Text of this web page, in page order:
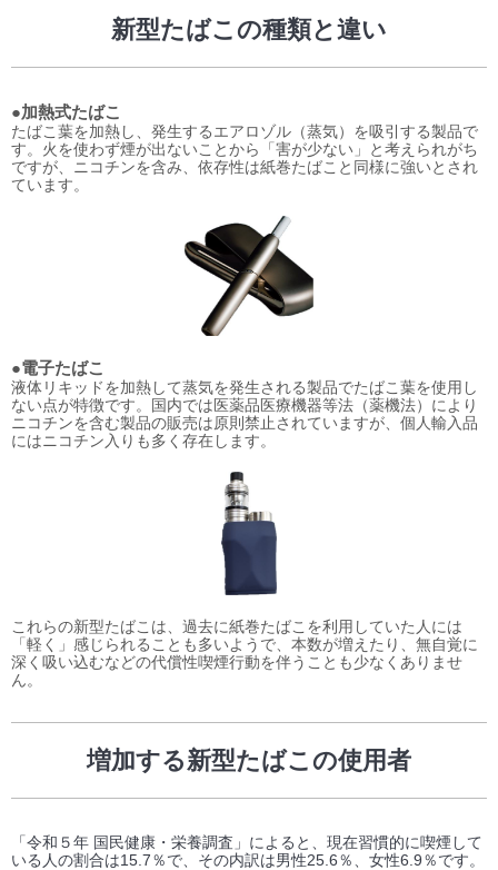
新型たばこの種類と違い
●加熱式たばこ
たばこ葉を加熱し、発生するエアロゾル（蒸気）を吸引する製品で
す。火を使わず煙が出ないことから「害が少ない」と考えられがち
ですが、ニコチンを含み、依存性は紙巻たばこと同様に強いとされ
ています。
●電子たばこ
液体リキッドを加熱して蒸気を発生される製品でたばこ葉を使用し
ない点が特徴です。国内では医薬品医療機器等法（薬機法）により
ニコチンを含む製品の販売は原則禁止されていますが、個人輸入品
にはニコチン入りも多く存在します。
これらの新型たばこは、過去に紙巻たばこを利用していた人には
「軽く」感じられることも多いようで、本数が増えたり、無自覚に
深く吸い込むなどの代償性喫煙行動を伴うことも少なくありませ
ん。
増加する新型たばこの使用者
「令和５年 国民健康・栄養調査」によると、現在習慣的に喫煙して
いる人の割合は15.7％で、その内訳は男性25.6％、女性6.9％です。